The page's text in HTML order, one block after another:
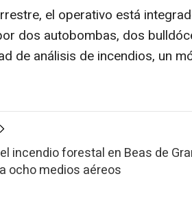
el operativo está
dos autobombas, dos
de análisis de incendios, un
incendio forestal en Beas de
ocho medios aéreos